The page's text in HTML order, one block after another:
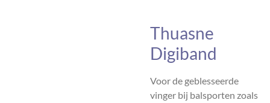
Thuasne
Digiband
Voor de geblesseerde
vinger bij balsporten zoals